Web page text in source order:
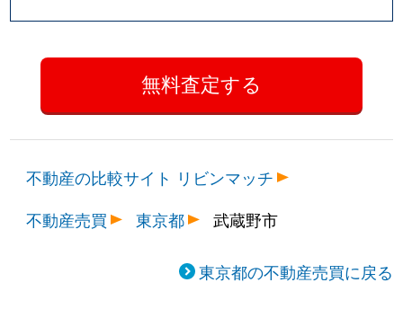
不動産の比較サイト リビンマッチ
不動産売買
東京都 武蔵野市
東京都の不動産売買に戻る